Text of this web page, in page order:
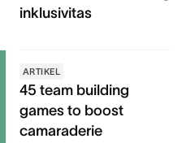
inklusivitas
ARTIKEL
45 team building
games to boost
camaraderie